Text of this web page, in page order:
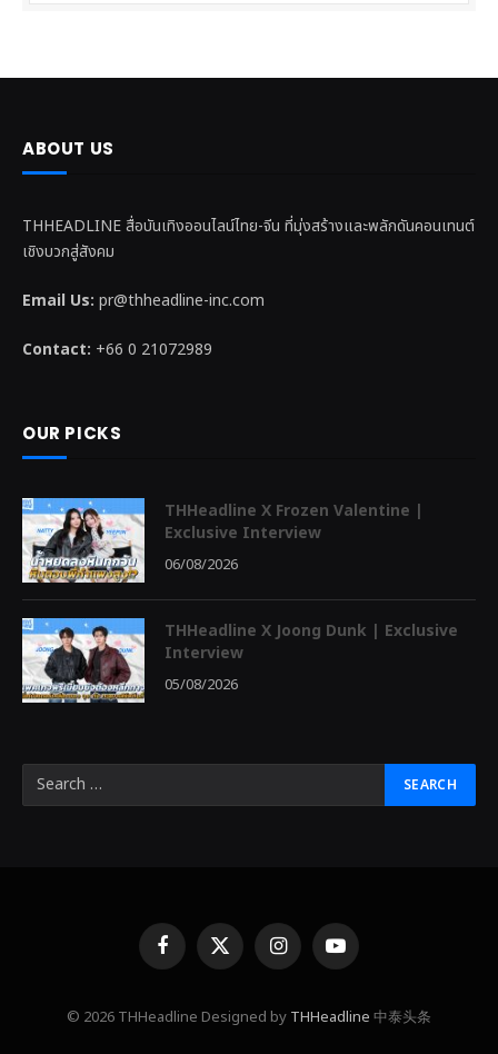
ABOUT US
THHEADLINE สื่อบันเทิงออนไลน์ไทย-จีน ที่มุ่งสร้างและพลักดันคอนเทนต์
เชิงบวกสู่สังคม
Email Us: pr@thheadline-inc.com
Contact: +66 0 21072989
OUR PICKS
THHeadline X Frozen Valentine |
Exclusive Interview
06/08/2026
THHeadline X Joong Dunk | Exclusive
Interview
05/08/2026
FacebookX
(Twitter)
InstagramYouTube
© 2026 THHeadline Designed by THHeadline 中泰头条